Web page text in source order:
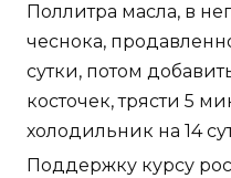
Поллитра масла, в
чеснока,
сутки, потом
косточек, трясти 5
холодильник на 14
Поддержку курсу